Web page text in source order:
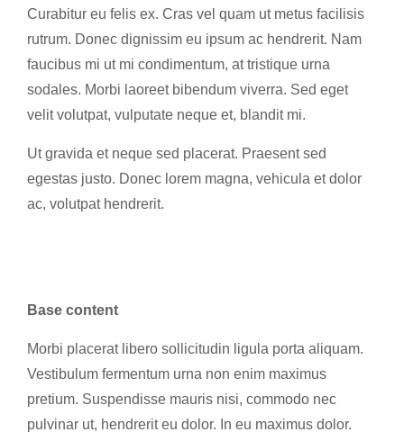
Curabitur eu felis ex. Cras vel quam ut metus facilisis
rutrum. Donec dignissim eu ipsum ac hendrerit. Nam
faucibus mi ut mi condimentum, at tristique urna
sodales. Morbi laoreet bibendum viverra. Sed eget
velit volutpat, vulputate neque et, blandit mi.
Ut gravida et neque sed placerat. Praesent sed
egestas justo. Donec lorem magna, vehicula et dolor
ac, volutpat hendrerit.
Base content
Morbi placerat libero sollicitudin ligula porta aliquam.
Vestibulum fermentum urna non enim maximus
pretium. Suspendisse mauris nisi, commodo nec
pulvinar ut, hendrerit eu dolor. In eu maximus dolor.